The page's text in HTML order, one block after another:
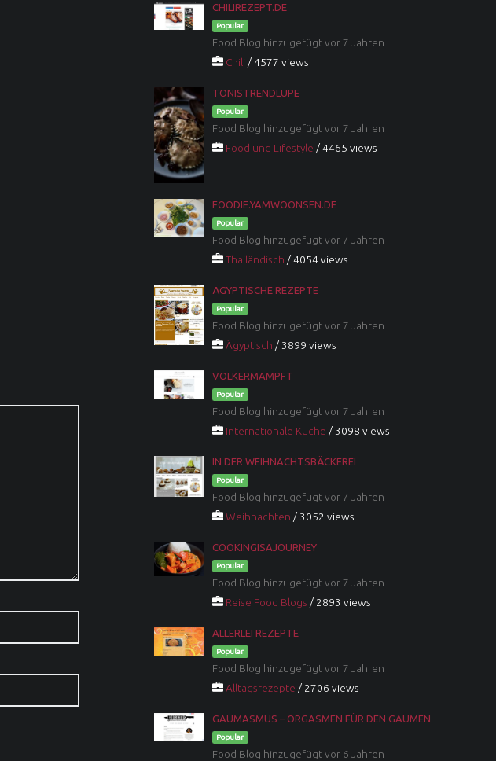
CHILIREZEPT.DE
Popular
Food Blog hinzugefügt vor 7 Jahren
Chili / 4577 views
TONISTRENDLUPE
Popular
Food Blog hinzugefügt vor 7 Jahren
Food und Lifestyle / 4465 views
FOODIE.YAMWOONSEN.DE
Popular
Food Blog hinzugefügt vor 7 Jahren
Thailändisch / 4054 views
ÄGYPTISCHE REZEPTE
Popular
Food Blog hinzugefügt vor 7 Jahren
Ägyptisch / 3899 views
VOLKERMAMPFT
Popular
Food Blog hinzugefügt vor 7 Jahren
Internationale Küche / 3098 views
IN DER WEIHNACHTSBÄCKEREI
Popular
Food Blog hinzugefügt vor 7 Jahren
Weihnachten / 3052 views
COOKINGISAJOURNEY
Popular
Food Blog hinzugefügt vor 7 Jahren
Reise Food Blogs / 2893 views
ALLERLEI REZEPTE
Popular
Food Blog hinzugefügt vor 7 Jahren
Alltagsrezepte / 2706 views
GAUMASMUS – ORGASMEN FÜR DEN GAUMEN
Popular
Food Blog hinzugefügt vor 6 Jahren